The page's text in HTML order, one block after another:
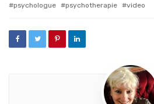
psychologue
psychotherapie video